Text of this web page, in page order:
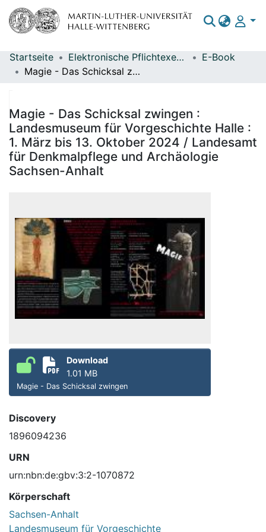
Bereiche & Sammlungen
Statistiken
Startseite Elektronische Pflichtexemplare
E-Book
Magie - Das Schicksal zwingen : Landesmuseum für Vorgeschichte Halle : 1. März bis 13. Oktober 2024 / Landesamt für Denkmalpflege und Archäologie Sachsen-Anhalt
Magie - Das Schicksal zwingen :
Landesmuseum für Vorgeschichte Halle :
1. März bis 13. Oktober 2024 / Landesamt
für Denkmalpflege und Archäologie
Sachsen-Anhalt
Download
1.01 MB
Magie - Das Schicksal zwingen
Discovery
1896094236
URN
urn:nbn:de:gbv:3:2-1070872
Körperschaft
Sachsen-Anhalt
Landesmuseum für Vorgeschichte